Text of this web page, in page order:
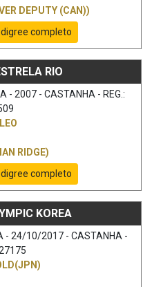
DEPUTY (CAN))
completo
RIO
- 2007 - CASTANHA - REG.:
RIDGE)
completo
KOREA
- 24/10/2017 - CASTANHA -